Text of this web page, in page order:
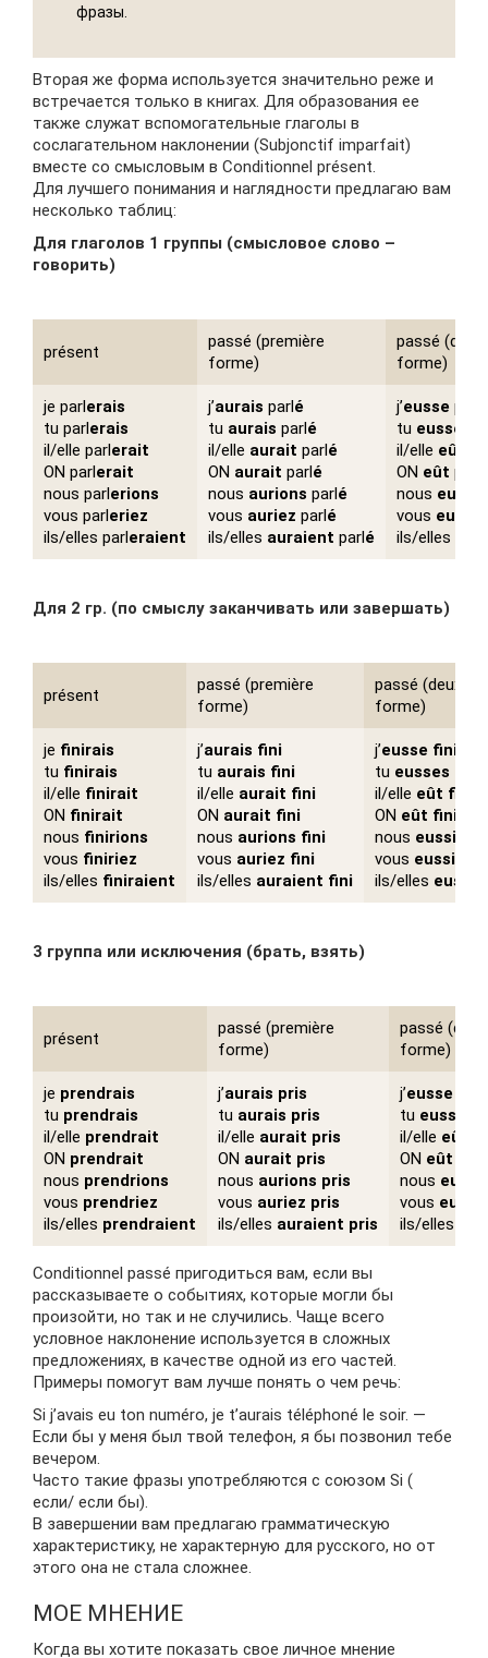
фразы.
Вторая же форма используется значительно реже и
встречается только в книгах. Для образования ее
также служат вспомогательные глаголы в
сослагательном наклонении (Subjonctif imparfait)
вместе со смысловым в Conditionnel présent.
Для лучшего понимания и наглядности предлагаю вам
несколько таблиц:
Для глаголов 1 группы (смысловое слово –
говорить)
présent
passé (première
forme)
passé
forme)
je parlerais
tu parlerais
il/elle parlerait
ON parlerait
nous parlerions
vous parleriez
ils/elles parleraient
j’aurais parlé
tu aurais parlé
il/elle aurait parlé
ON aurait parlé
nous aurions parlé
vous auriez parlé
ils/elles auraient parlé
j’eusse parl
tu eusses
il/elle eût
ON eût parl
nous
vous
ils/elles
Для 2 гр. (по смыслу заканчивать или завершать)
présent
passé (première
forme)
passé
forme)
je finirais
tu finirais
il/elle finirait
ON finirait
nous finirions
vous finiriez
ils/elles finiraient
j’aurais fini
tu aurais fini
il/elle aurait fini
ON aurait fini
nous aurions fini
vous auriez fini
ils/elles auraient fini
j’eusse fini
tu eusses
il/elle eût fini
ON eût fini
nous eussions
vous eussiez
ils/elles
3 группа или исключения (брать, взять)
présent
passé (première
forme)
passé
forme)
je prendrais
tu prendrais
il/elle prendrait
ON prendrait
nous prendrions
vous prendriez
ils/elles prendraient
j’aurais pris
tu aurais pris
il/elle aurait pris
ON aurait pris
nous aurions pris
vous auriez pris
ils/elles auraient pris
j’eusse
tu eusses
il/elle eût
ON eût
nous
vous
ils/elles
Conditionnel passé пригодиться вам, если вы
рассказываете о событиях, которые могли бы
произойти, но так и не случились. Чаще всего
условное наклонение используется в сложных
предложениях, в качестве одной из его частей.
Примеры помогут вам лучше понять о чем речь:
Si j’avais eu ton numéro, je t’aurais téléphoné le soir. —
Если бы у меня был твой телефон, я бы позвонил тебе
вечером.
Часто такие фразы употребляются с союзом Si (
если/ если бы).
В завершении вам предлагаю грамматическую
характеристику, не характерную для русского, но от
этого она не стала сложнее.
МОЕ МНЕНИЕ
Когда вы хотите показать свое личное мнение